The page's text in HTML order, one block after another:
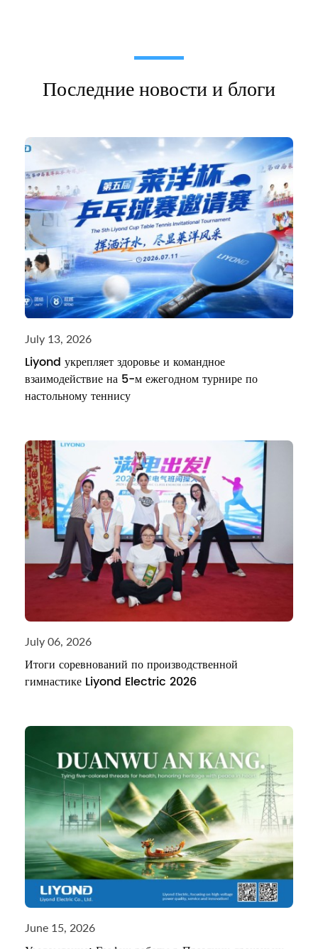
Последние новости и блоги
July 13, 2026
Liyond укрепляет здоровье и командное
взаимодействие на 5-м ежегодном турнире по
настольному теннису
July 06, 2026
Итоги соревнований по производственной
гимнастике Liyond Electric 2026
June 15, 2026